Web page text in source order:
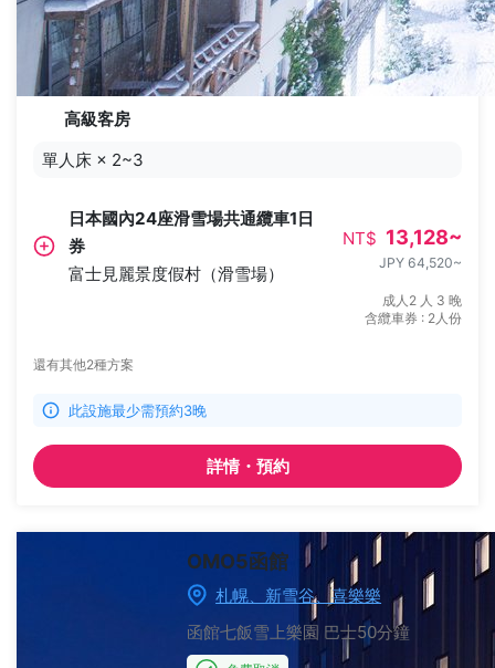
高級客房
單人床 × 2~3
日本國內24座滑雪場共通纜車1日
券
富士見麗景度假村（滑雪場）
NT$ 13,128~
JPY 64,520~
成人2 人 3 晚
含纜車券 : 2人份
還有其他2種方案
此設施最少需預約3晚
詳情・預約
OMO5函館
札幌、新雪谷、喜樂樂
函館七飯雪上樂園 巴士50分鐘